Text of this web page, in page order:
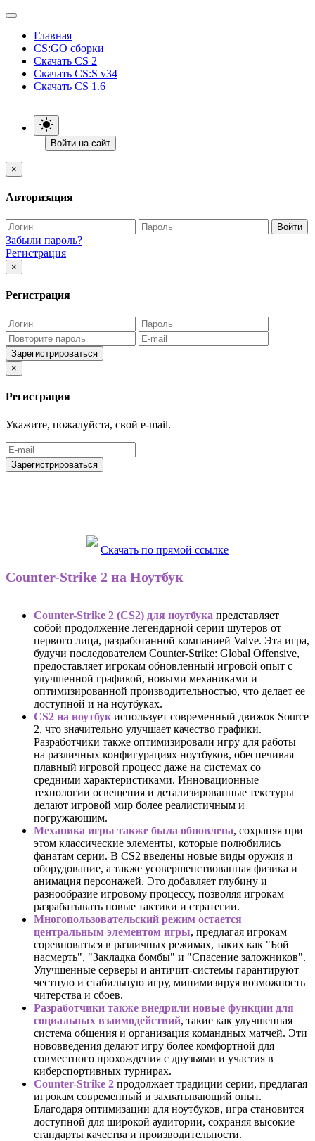
Главная
CS:GO сборки
Скачать CS 2
Скачать CS:S v34
Скачать CS 1.6
Войти на сайт
×
Авторизация
Войти
Забыли пароль?
Регистрация
×
Регистрация
Зарегистрироваться
×
Регистрация
Укажите, пожалуйста, свой e-mail.
Зарегистрироваться
Скачать по прямой ссылке
Counter-Strike 2 на Ноутбук
Counter-Strike 2 (CS2) для ноутбука представляет
собой продолжение легендарной серии шутеров от
первого лица, разработанной компанией Valve. Эта игра,
будучи последователем Counter-Strike: Global Offensive,
предоставляет игрокам обновленный игровой опыт с
улучшенной графикой, новыми механиками и
оптимизированной производительностью, что делает ее
доступной и на ноутбуках.
CS2 на ноутбук использует современный движок Source
2, что значительно улучшает качество графики.
Разработчики также оптимизировали игру для работы
на различных конфигурациях ноутбуков, обеспечивая
плавный игровой процесс даже на системах со
средними характеристиками. Инновационные
технологии освещения и детализированные текстуры
делают игровой мир более реалистичным и
погружающим.
Механика игры также была обновлена, сохраняя при
этом классические элементы, которые полюбились
фанатам серии. В CS2 введены новые виды оружия и
оборудование, а также усовершенствованная физика и
анимация персонажей. Это добавляет глубину и
разнообразие игровому процессу, позволяя игрокам
разрабатывать новые тактики и стратегии.
Многопользовательский режим остается
центральным элементом игры, предлагая игрокам
соревноваться в различных режимах, таких как "Бой
насмерть", "Закладка бомбы" и "Спасение заложников".
Улучшенные серверы и античит-системы гарантируют
честную и стабильную игру, минимизируя возможность
читерства и сбоев.
Разработчики также внедрили новые функции для
социальных взаимодействий, такие как улучшенная
система общения и организация командных матчей. Эти
нововведения делают игру более комфортной для
совместного прохождения с друзьями и участия в
киберспортивных турнирах.
Counter-Strike 2 продолжает традиции серии, предлагая
игрокам современный и захватывающий опыт.
Благодаря оптимизации для ноутбуков, игра становится
доступной для широкой аудитории, сохраняя высокие
стандарты качества и производительности.